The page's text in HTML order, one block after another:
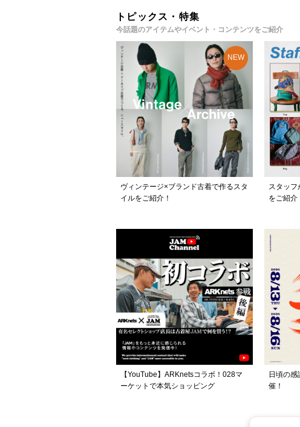
トピックス・特集
今話題のアイテムやイベント・コンテンツをご紹介
ヴィンテージ×ブランド古着で作るスタ
イルをご紹介！
スタッフ
をご紹介
【YouTube】ARKnetsコラボ！028マ
ーケットで本気ショッピング
日頃の
催！